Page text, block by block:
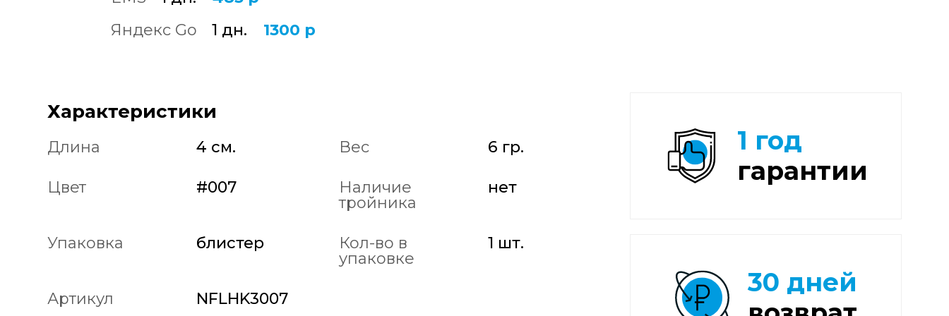
Яндекс Go
1 дн. 1300 р
Характеристики
Длина 4 см. Вес 6 гр.
Цвет #007
Наличие
тройника
нет
Упаковка блистер
Кол-во в
упаковке
1 шт.
Артикул NFLHK3007
1 год
гарантии
30 дней